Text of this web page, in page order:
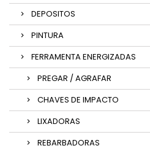
DEPOSITOS
PINTURA
FERRAMENTA ENERGIZADAS
PREGAR / AGRAFAR
CHAVES DE IMPACTO
LIXADORAS
REBARBADORAS